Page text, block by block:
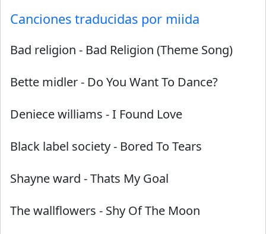
Canciones traducidas por miida
Bad religion - Bad Religion (Theme Song)
Bette midler- Do You Want To Dance?
Deniece williams -I Found Love
Black label society- Bored To Tears
Shayne ward -Thats My Goal
The wallflowers - Shy Of The Moon